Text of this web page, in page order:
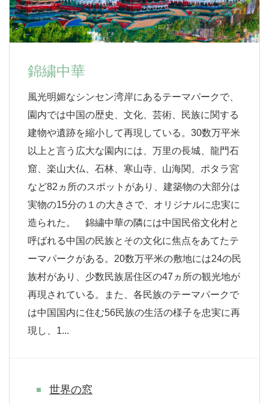
錦繍中華
風光明媚なシンセン湾岸にあるテーマパークで、
園内では中国の歴史、文化、芸術、民族に関する
建物や遺跡を縮小して再現している。30数万平米
以上と言う広大な園内には、万里の長城、龍門石
窟、楽山大仏、石林、寒山寺、山海関、ポタラ宮
など82ヵ所のスポットがあり、建築物の大部分は
実物の15分の１の大きさで、オリジナルに忠実に
造られた。 錦繍中華の隣には中国民俗文化村と
呼ばれる中国の民族とその文化に焦点をあてたテ
ーマパークがある。20数万平米の敷地には24の民
族村があり、少数民族居住区の47ヵ所の観光地が
再現されている。また、各民族のテーマパークで
は中国国内に住む56民族の生活の様子を忠実に再
現し、1...
世界の窓